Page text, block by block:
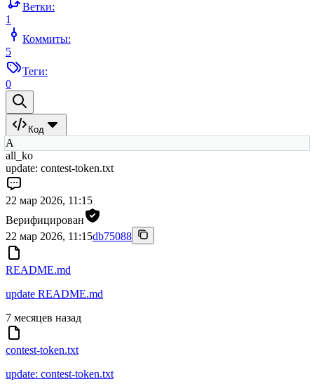
Ветки:
1
Коммиты:
5
Теги:
0
Код
A
all_ko
update: contest-token.txt
22 мар 2026, 11:15
Верифицирован
22 мар 2026, 11:15db75088
README.md
update README.md
7 месяцев назад
contest-token.txt
update: contest-token.txt